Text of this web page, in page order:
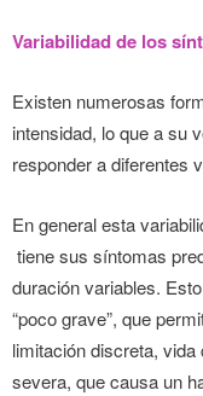
Variabilidad de los
Existen numerosas
intensidad, lo que a su
responder a diferentes
En general esta
tiene sus síntomas
duración variables.
“poco grave”, que
limitación discreta, vida
severa, que causa un